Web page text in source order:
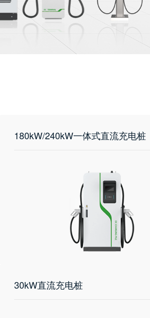
180kW/240kW一体式直流充电桩
30kW直流充电桩